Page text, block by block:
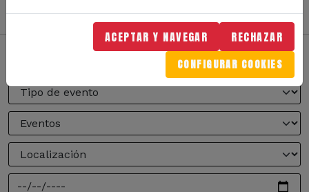
ACEPTAR Y NAVEGAR RECHAZAR
CONFIGURAR COOKIES